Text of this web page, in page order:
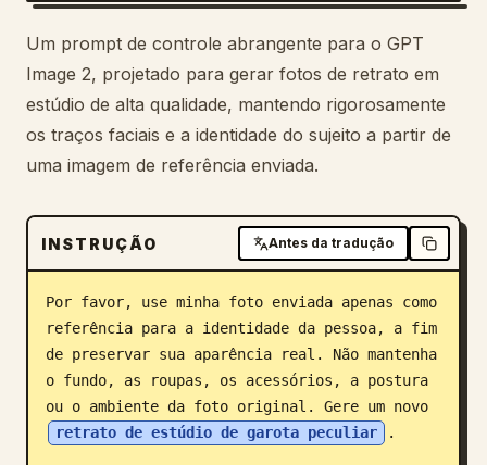
Prompts
Preços
Transferir
Blogue
Atualizações
Um prompt de controle abrangente para o GPT
Image 2, projetado para gerar fotos de retrato em
estúdio de alta qualidade, mantendo rigorosamente
os traços faciais e a identidade do sujeito a partir de
uma imagem de referência enviada.
INSTRUÇÃO Antes da tradução
Por favor, use minha foto enviada apenas como
referência para a identidade da pessoa, a fim
de preservar sua aparência real. Não mantenha
o fundo, as roupas, os acessórios, a postura
ou o ambiente da foto original. Gere um novo
retrato de estúdio de garota peculiar
.